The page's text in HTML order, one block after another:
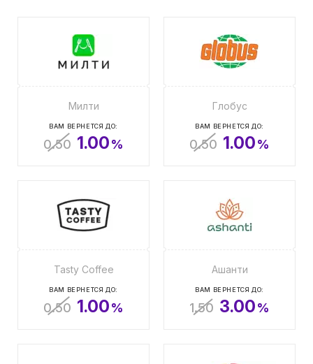
Милти
ВАМ ВЕРНЕТСЯ ДО:
0.50 1.00%
Глобус
ВАМ ВЕРНЕТСЯ ДО:
0.50 1.00%
Tasty Coffee
ВАМ ВЕРНЕТСЯ ДО:
0.50 1.00%
Ашанти
ВАМ ВЕРНЕТСЯ ДО:
1.50 3.00%